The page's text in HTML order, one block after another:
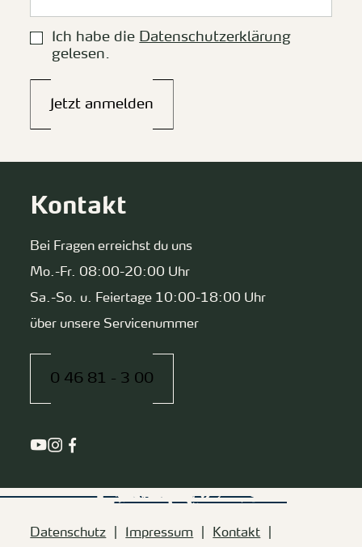
Ich habe die Datenschutzerklärung
gelesen.
Jetzt anmelden
Kontakt
Bei Fragen erreichst du uns
Mo.-Fr. 08:00-20:00 Uhr
Sa.-So. u. Feiertage 10:00-18:00 Uhr
über unsere Servicenummer
0 46 81 - 3 00
Datenschutz Impressum Kontakt